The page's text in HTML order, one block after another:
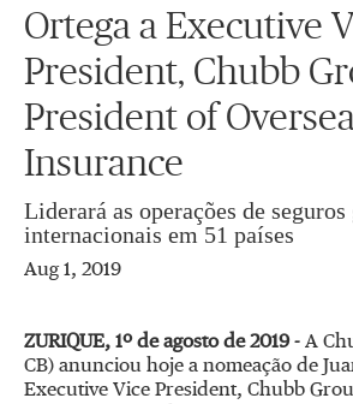
Ortega a Executive
President, Chubb
President of
Insurance
Liderará as operações de seguros
internacionais em 51 países
Aug 1, 2019
ZURIQUE, 1º de agosto de 2019 - A
CB) anunciou hoje a nomeação de
Executive Vice President, Chubb